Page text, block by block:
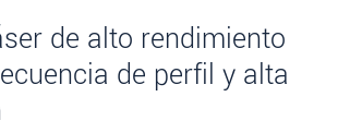
de alto rendimiento
de perfil y alta
confidentially. Please read our